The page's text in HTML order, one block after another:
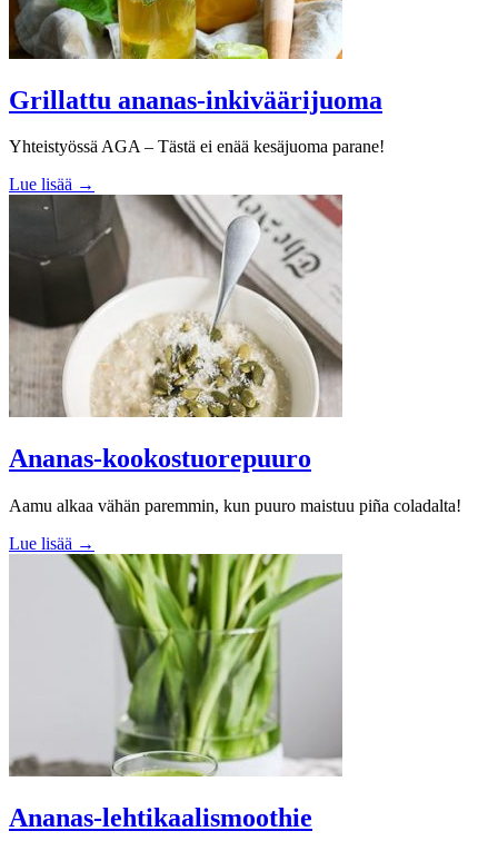
Grillattu ananas-inkiväärijuoma
Yhteistyössä AGA – Tästä ei enää kesäjuoma parane!
Lue lisää →
Ananas-kookostuorepuuro
Aamu alkaa vähän paremmin, kun puuro maistuu piña coladalta!
Lue lisää →
Ananas-lehtikaalismoothie